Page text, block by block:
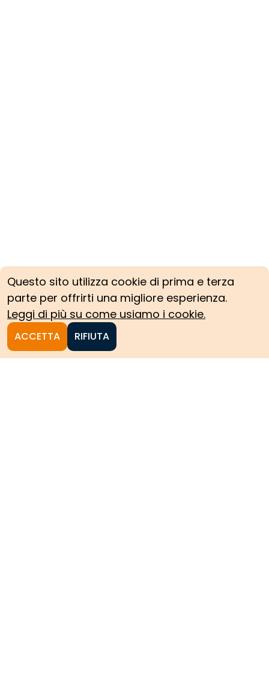
Questo sito utilizza cookie di prima e terza
parte per offrirti una migliore esperienza.
Leggi di più su come usiamo i cookie.
ACCETTA RIFIUTA